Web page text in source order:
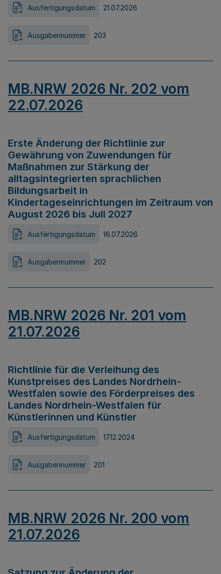
Ausfertigungsdatum 21.07.2026
Ausgabennummer 203
MB.NRW 2026 Nr. 202 vom
22.07.2026
Erste Änderung der Richtlinie zur
Gewährung von Zuwendungen für
Maßnahmen zur Stärkung der
alltagsintegrierten sprachlichen
Bildungsarbeit in
Kindertageseinrichtungen im Zeitraum von
August 2026 bis Juli 2027
Ausfertigungsdatum 16.07.2026
Ausgabennummer 202
MB.NRW 2026 Nr. 201 vom
21.07.2026
Richtlinie für die Verleihung des
Kunstpreises des Landes Nordrhein-
Westfalen sowie des Förderpreises des
Landes Nordrhein-Westfalen für
Künstlerinnen und Künstler
Ausfertigungsdatum 17.12.2024
Ausgabennummer 201
MB.NRW 2026 Nr. 200 vom
21.07.2026